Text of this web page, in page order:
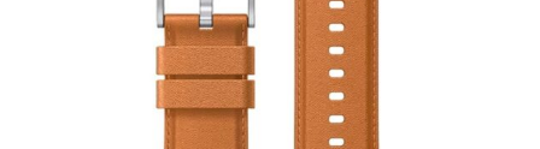
Remember me